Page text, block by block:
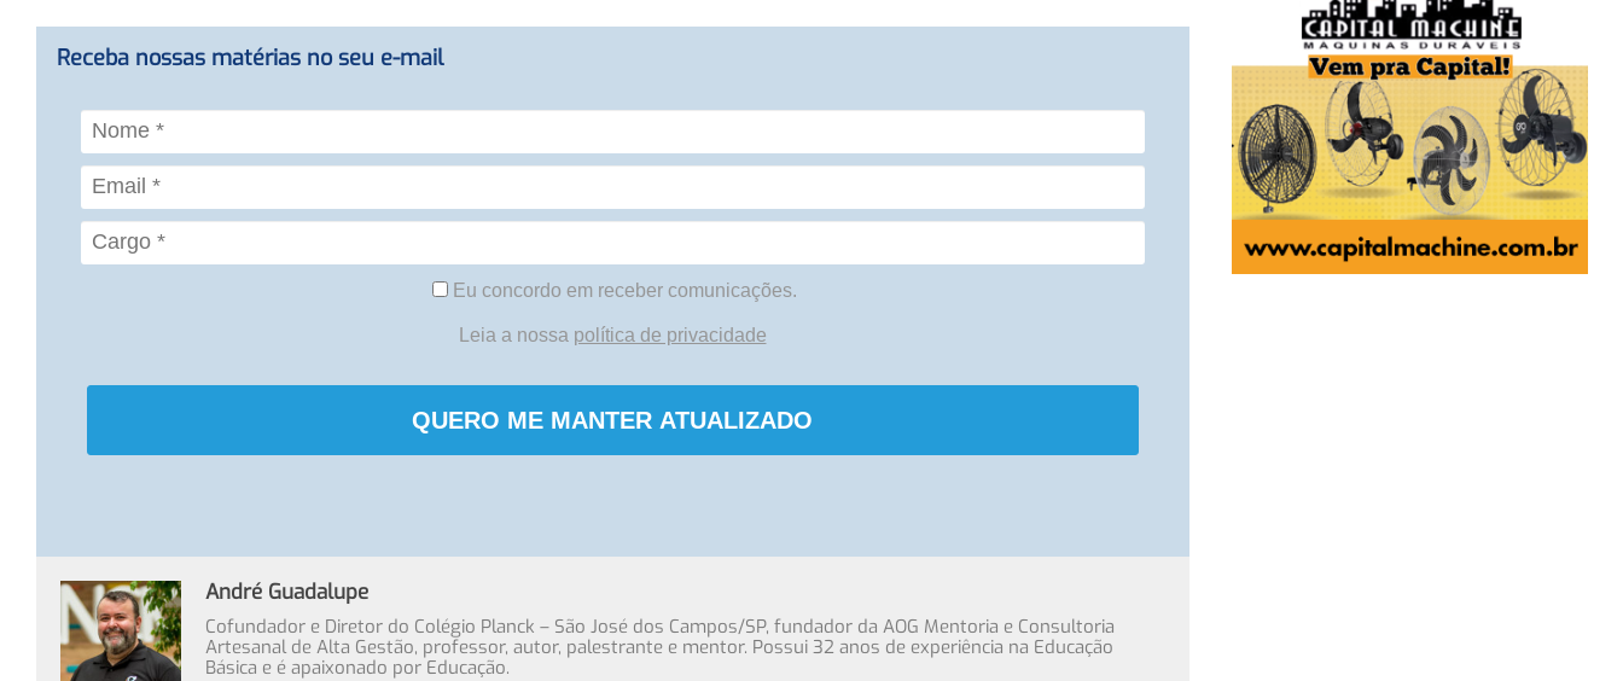
Receba nossas matérias no seu e-mail
Eu concordo em receber comunicações.
Leia a nossa política de privacidade
QUERO ME MANTER ATUALIZADO
André Guadalupe
Cofundador e Diretor do Colégio Planck – São José dos Campos/SP, fundador da AOG Mentoria e Consultoria
Artesanal de Alta Gestão, professor, autor, palestrante e mentor. Possui 32 anos de experiência na Educação
Básica e é apaixonado por Educação.